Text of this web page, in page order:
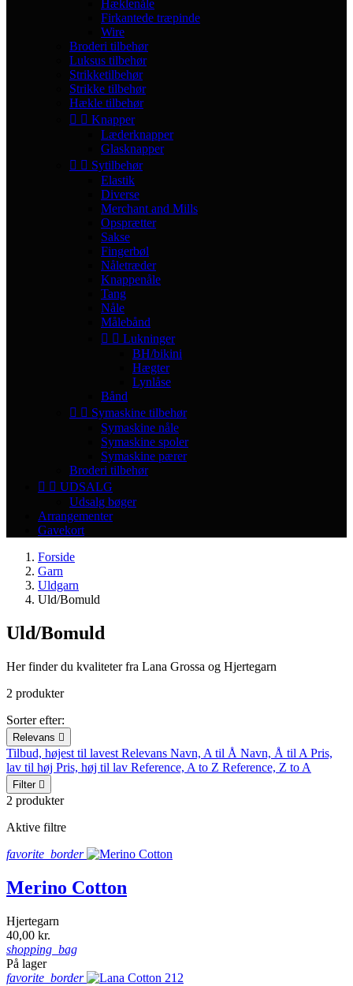
Hæklenåle
Firkantede træpinde
Wire
Broderi tilbehør
Luksus tilbehør
Strikketilbehør
Strikke tilbehør
Hækle tilbehør
  Knapper
Læderknapper
Glasknapper
  Sytilbehør
Elastik
Diverse
Merchant and Mills
Opsprætter
Sakse
Fingerbøl
Nåletræder
Knappenåle
Tang
Nåle
Målebånd
  Lukninger
BH/bikini
Hægter
Lynlåse
Bånd
  Symaskine tilbehør
Symaskine nåle
Symaskine spoler
Symaskine pærer
Broderi tilbehør
  UDSALG
Udsalg bøger
Arrangementer
Gavekort
Forside
Garn
Uldgarn
Uld/Bomuld
Uld/Bomuld
Her finder du kvaliteter fra Lana Grossa og Hjertegarn
2 produkter
Sorter efter:
Relevans 
Tilbud, højest til lavest Relevans Navn, A til Å Navn, Å til A Pris,
lav til høj Pris, høj til lav Reference, A to Z Reference, Z to A
Filter 
2 produkter
Aktive filtre
favorite_border
Merino Cotton
Hjertegarn
40,00 kr.
shopping_bag
På lager
favorite_border